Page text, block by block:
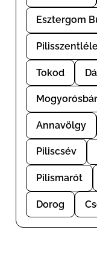
Esztergom
Tokod
Annavölgy
Piliscsév
Pilismarót
Dorog